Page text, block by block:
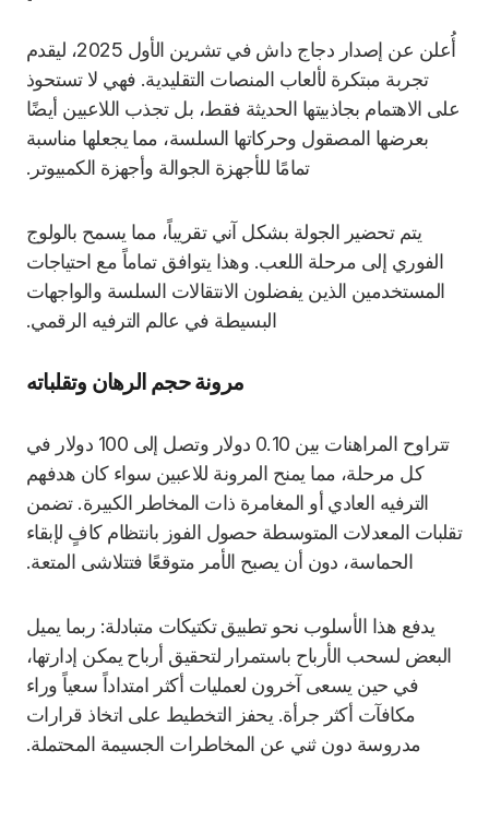
أُعلن عن إصدار دجاج داش في تشرين الأول 2025، ليقدم
تجربة مبتكرة لألعاب المنصات التقليدية. فهي لا تستحوذ
على الاهتمام بجاذبيتها الحديثة فقط، بل تجذب اللاعبين أيضًا
بعرضها المصقول وحركاتها السلسة، مما يجعلها مناسبة
تمامًا للأجهزة الجوالة وأجهزة الكمبيوتر.
يتم تحضير الجولة بشكل آني تقريباً، مما يسمح بالولوج
الفوري إلى مرحلة اللعب. وهذا يتوافق تماماً مع احتياجات
المستخدمين الذين يفضلون الانتقالات السلسة والواجهات
البسيطة في عالم الترفيه الرقمي.
مرونة حجم الرهان وتقلباته
تتراوح المراهنات بين 0.10 دولار وتصل إلى 100 دولار في
كل مرحلة، مما يمنح المرونة للاعبين سواء كان هدفهم
الترفيه العادي أو المغامرة ذات المخاطر الكبيرة. تضمن
تقلبات المعدلات المتوسطة حصول الفوز بانتظام كافٍ لإبقاء
الحماسة، دون أن يصبح الأمر متوقعًا فتتلاشى المتعة.
يدفع هذا الأسلوب نحو تطبيق تكتيكات متبادلة: ربما يميل
البعض لسحب الأرباح باستمرار لتحقيق أرباح يمكن إدارتها،
في حين يسعى آخرون لعمليات أكثر امتداداً سعياً وراء
مكافآت أكثر جرأة. يحفز التخطيط على اتخاذ قرارات
مدروسة دون ثني عن المخاطرات الجسيمة المحتملة.